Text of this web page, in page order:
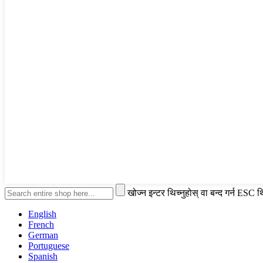
खोज्न इन्टर थिच्नुहोस् वा बन्द गर्न ESC
English
French
German
Portuguese
Spanish